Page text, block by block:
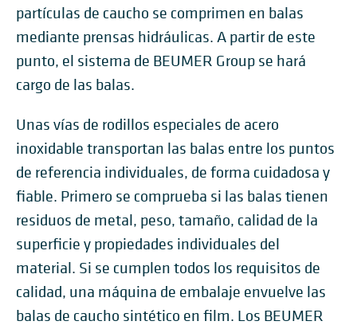
partículas de caucho se comprimen en balas
mediante prensas hidráulicas. A partir de este
punto, el sistema de BEUMER Group se hará
cargo de las balas.
Unas vías de rodillos especiales de acero
inoxidable transportan las balas entre los puntos
de referencia individuales, de forma cuidadosa y
fiable. Primero se comprueba si las balas tienen
residuos de metal, peso, tamaño, calidad de la
superficie y propiedades individuales del
material. Si se cumplen todos los requisitos de
calidad, una máquina de embalaje envuelve las
balas de caucho sintético en film. Los BEUMER